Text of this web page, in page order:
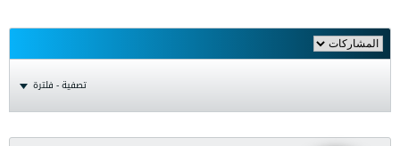
تصفية - فلترة